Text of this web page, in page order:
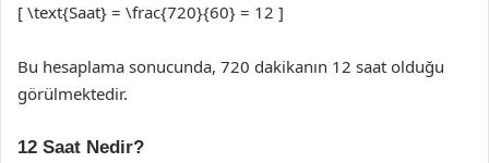
[ \text{Saat} = \frac{720}{60} = 12 ]
Bu hesaplama sonucunda, 720 dakikanın 12 saat olduğu
görülmektedir.
12 Saat Nedir?